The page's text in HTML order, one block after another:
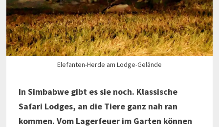
Elefanten-Herde am Lodge-Gelände
In Simbabwe gibt es sie noch. Klassische
Safari Lodges, an die Tiere ganz nah ran
kommen. Vom Lagerfeuer im Garten können